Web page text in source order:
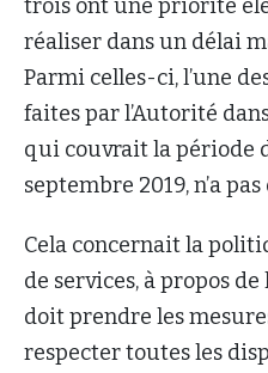
trois ont une priorité
réaliser dans un délai
Parmi celles-ci, l’une
faites par l’Autorité
qui couvrait la période
septembre 2019, n’a
Cela concernait la
de services, à propos
doit prendre les
respecter toutes les